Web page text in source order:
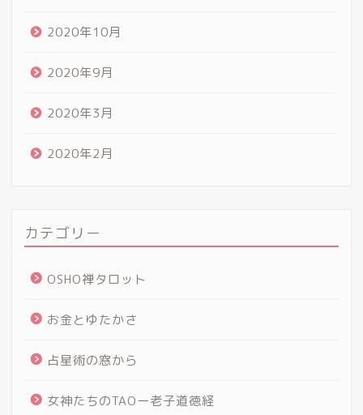
2020年10月
2020年9月
2020年3月
2020年2月
カテゴリー
OSHO禅タロット
お金とゆたかさ
占星術の窓から
女神たちのTAOー老子道徳経